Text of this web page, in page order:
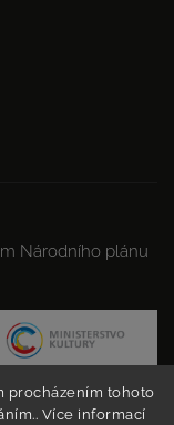
procházením tohoto
Více informací
Národního plánu